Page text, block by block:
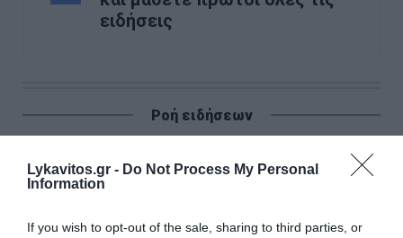
Lykavitos.gr - Do Not Process My Personal
Information
If you wish to opt-out of the sale, sharing to third parties, or
ειδήσεις
Ροή ειδήσεων
αναλύσεις του διαρκούν όσο ένα ηλιοβασίλεμα»